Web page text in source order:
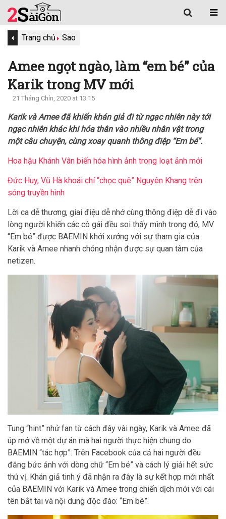
Trang chủ Sao
Amee ngọt ngào, làm “em bé” của
Karik trong MV mới
21 Tháng Chín, 2020 at 13:15
Karik và Amee đã khiến khán giả đi từ ngạc nhiên này tới
ngạc nhiên khác khi hóa thân vào nhiều nhân vật trong
một câu chuyện, cùng xoay quanh thông điệp “Em bé”.
Hoa hậu Khánh Vân biến hóa hình ảnh trong loạt ảnh mới
Đức Huy, Vũ Hà khoái chí “chọc quê” Nguyên Khang trên
sóng truyền hình
Lời ca dễ thương, giai điệu dễ nhớ cùng thông điệp dễ đi vào
lòng người khiến các cô gái đều soi thấy mình trong đó, MV
“Em bé” được BAEMIN khởi xướng với sự tham gia của
Karik và Amee nhanh chóng nhận được sự quan tâm của
netizen.
Tung “hint” nhử fan từ cách đây vài ngày, Karik và Amee đã
úp mở về một dự án mà hai người thực hiện chung do
BAEMIN “tác hợp”. Trên Facebook của cả hai người đều
đăng bức ảnh với dòng chữ “Em bé” và cách lý giải hết sức
thú vị. Khán giả tinh ý đã nhận ra đây là sự kết hợp mới nhất
của BAEMIN với Karik và Amee trong chiến dịch mới với cái
tên bắt tai và nội dung độc đáo: “Em bé”.